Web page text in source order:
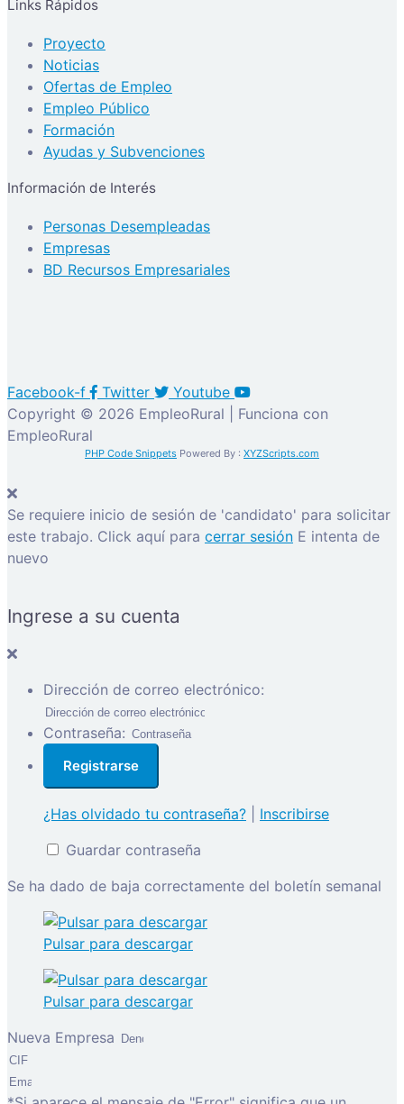
Links Rápidos
Proyecto
Noticias
Ofertas de Empleo
Empleo Público
Formación
Ayudas y Subvenciones
Información de Interés
Personas Desempleadas
Empresas
BD Recursos Empresariales
Facebook-f Twitter
Youtube
Copyright © 2026 EmpleoRural | Funciona con
EmpleoRural
PHP Code Snippets Powered By : XYZScripts.com
Se requiere inicio de sesión de 'candidato' para solicitar
este trabajo. Click aquí para cerrar sesión E intenta de
nuevo
Ingrese a su cuenta
Dirección de correo electrónico:
Contraseña:
¿Has olvidado tu contraseña?
Inscribirse
Guardar contraseña
Se ha dado de baja correctamente del boletín semanal
Pulsar para descargar
Pulsar para descargar
Nueva Empresa